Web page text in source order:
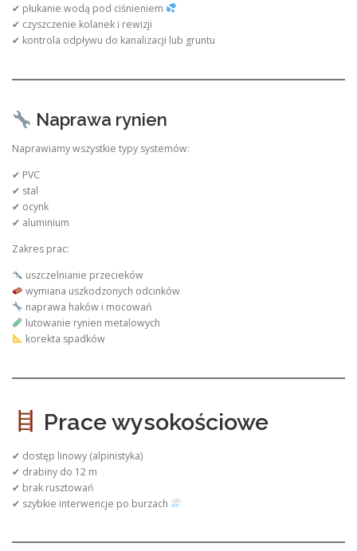
✔ płukanie wodą pod ciśnieniem
✔ czyszczenie kolanek i rewizji
✔ kontrola odpływu do kanalizacji lub gruntu
Naprawa rynien
Naprawiamy wszystkie typy systemów:
✔ PVC
✔ stal
✔ ocynk
✔ aluminium
Zakres prac:
uszczelnianie przecieków
wymiana uszkodzonych odcinków
naprawa haków i mocowań
lutowanie rynien metalowych
korekta spadków
Prace wysokościowe
✔ dostęp linowy (alpinistyka)
✔ drabiny do 12 m
✔ brak rusztowań
✔ szybkie interwencje po burzach